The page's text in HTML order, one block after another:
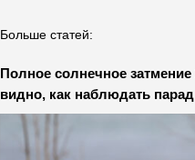
Больше статей:
Полное солнечное затмение
видно, как наблюдать